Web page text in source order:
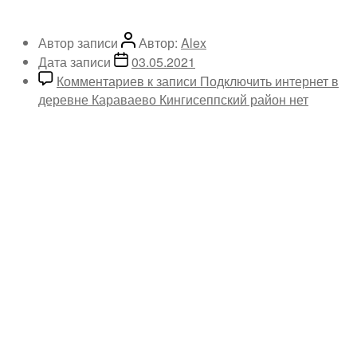
Автор записи Автор: Alex
Дата записи
03.05.2021
Комментариев к записи Подключить интернет в
деревне Караваево Кингисеппский район нет